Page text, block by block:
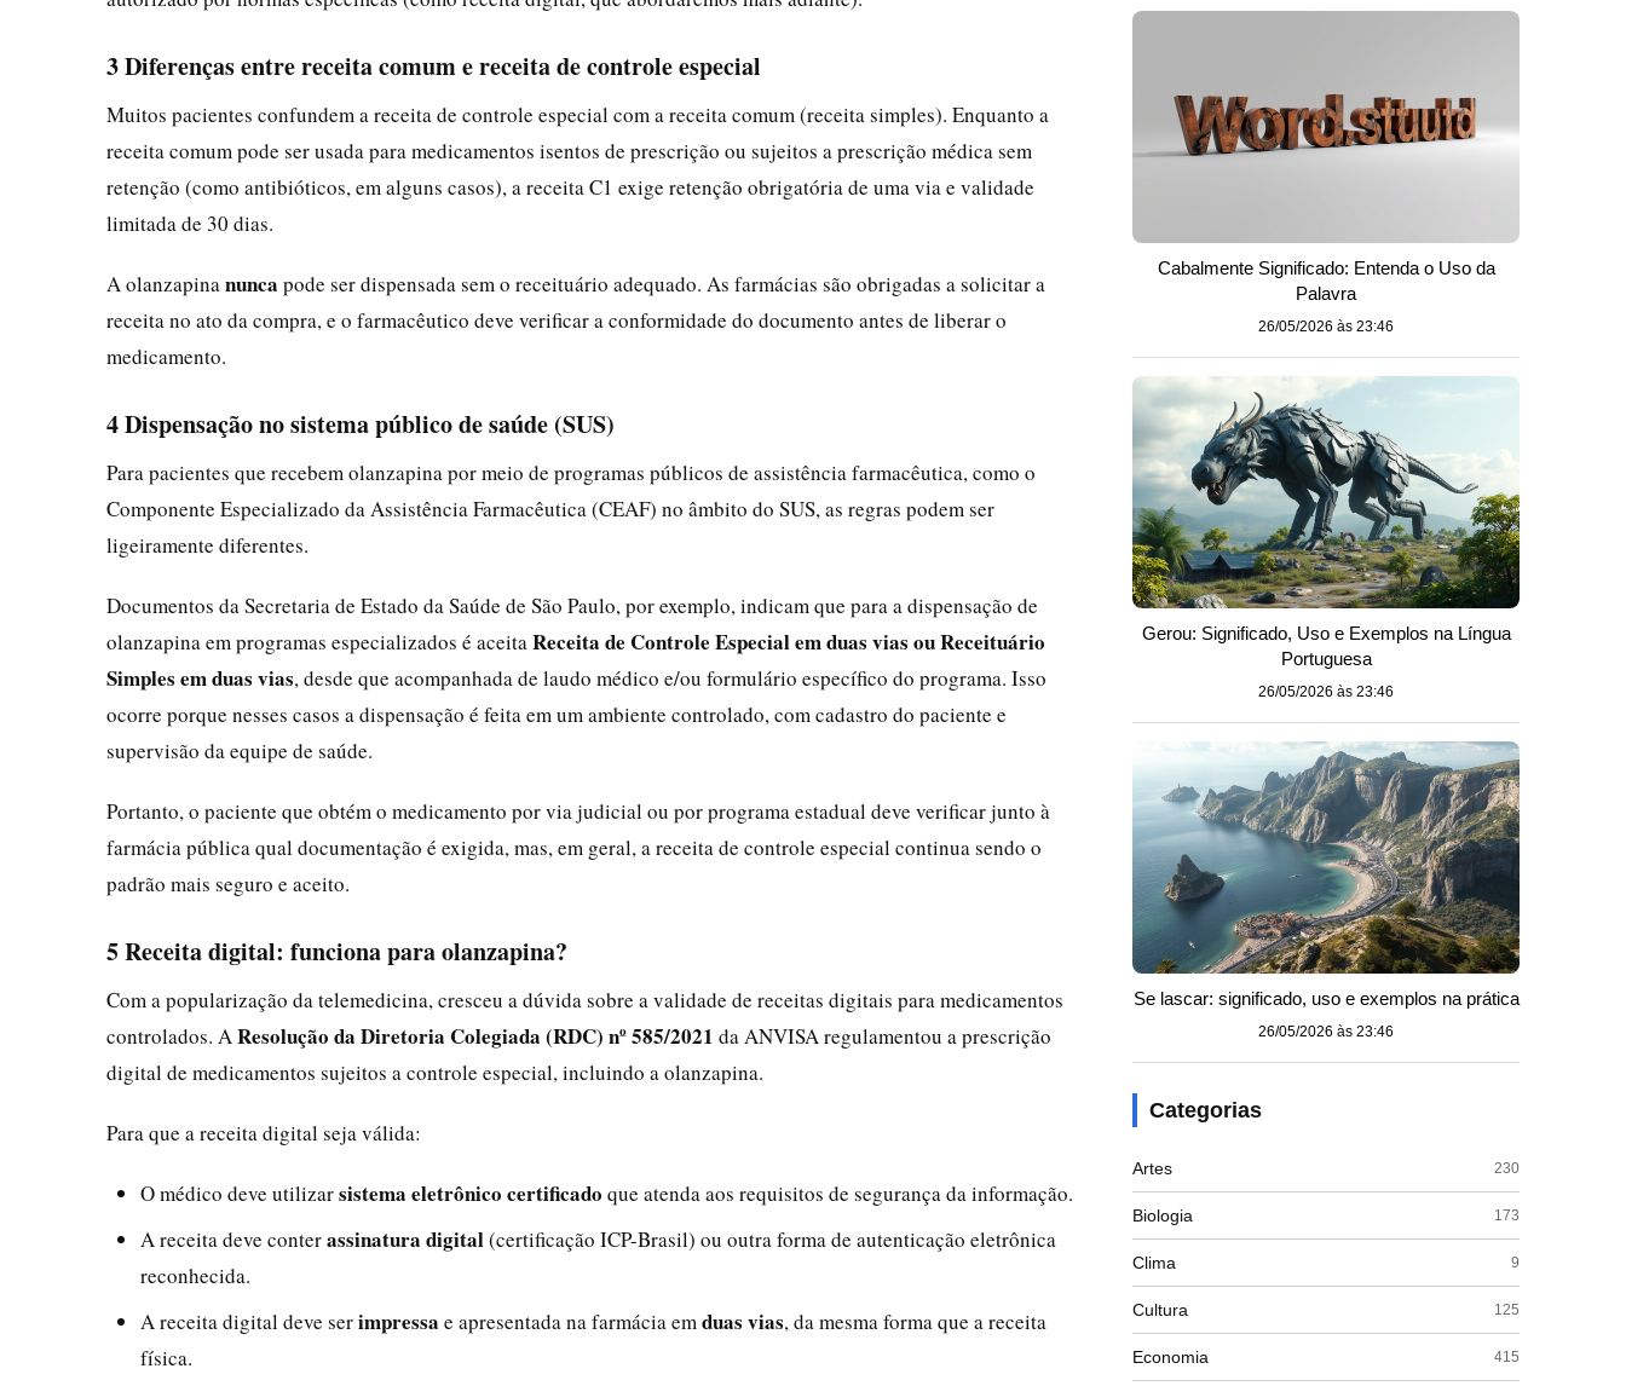
3 Diferenças entre receita comum e receita de controle especial
Muitos pacientes confundem a receita de controle especial com a receita comum (receita simples). Enquanto a
receita comum pode ser usada para medicamentos isentos de prescrição ou sujeitos a prescrição médica sem
retenção (como antibióticos, em alguns casos), a receita C1 exige retenção obrigatória de uma via e validade
limitada de 30 dias.
A olanzapina nunca pode ser dispensada sem o receituário adequado. As farmácias são obrigadas a solicitar a
receita no ato da compra, e o farmacêutico deve verificar a conformidade do documento antes de liberar o
medicamento.
4 Dispensação no sistema público de saúde (SUS)
Para pacientes que recebem olanzapina por meio de programas públicos de assistência farmacêutica, como o
Componente Especializado da Assistência Farmacêutica (CEAF) no âmbito do SUS, as regras podem ser
ligeiramente diferentes.
Documentos da Secretaria de Estado da Saúde de São Paulo, por exemplo, indicam que para a dispensação de
olanzapina em programas especializados é aceita Receita de Controle Especial em duas vias ou Receituário
Simples em duas vias, desde que acompanhada de laudo médico e/ou formulário específico do programa. Isso
ocorre porque nesses casos a dispensação é feita em um ambiente controlado, com cadastro do paciente e
supervisão da equipe de saúde.
Portanto, o paciente que obtém o medicamento por via judicial ou por programa estadual deve verificar junto à
farmácia pública qual documentação é exigida, mas, em geral, a receita de controle especial continua sendo o
padrão mais seguro e aceito.
5 Receita digital: funciona para olanzapina?
Com a popularização da telemedicina, cresceu a dúvida sobre a validade de receitas digitais para medicamentos
controlados. A Resolução da Diretoria Colegiada (RDC) nº 585/2021 da ANVISA regulamentou a prescrição
digital de medicamentos sujeitos a controle especial, incluindo a olanzapina.
Para que a receita digital seja válida:
O médico deve utilizarsistema eletrônico certificado que atenda aos requisitos de segurança da informação.
A receita deve conterassinatura digital(certificação ICP-Brasil) ou outra forma de autenticação eletrônica
reconhecida.
A receita digital deve serimpressa e apresentada na farmácia em duas vias, da mesma forma que a receita
física.
Cabalmente Significado: Entenda o Uso da
Palavra
26/05/2026 às 23:46
Gerou: Significado, Uso e Exemplos na Língua
Portuguesa
26/05/2026 às 23:46
Se lascar: significado, uso e exemplos na prática
26/05/2026 às 23:46
Categorias
Artes 230
Biologia 173
Clima 9
Cultura 125
Economia 415